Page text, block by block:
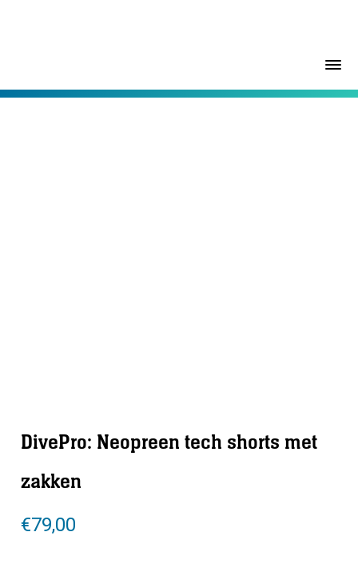
DivePro: Neopreen tech shorts met
zakken
€79,00